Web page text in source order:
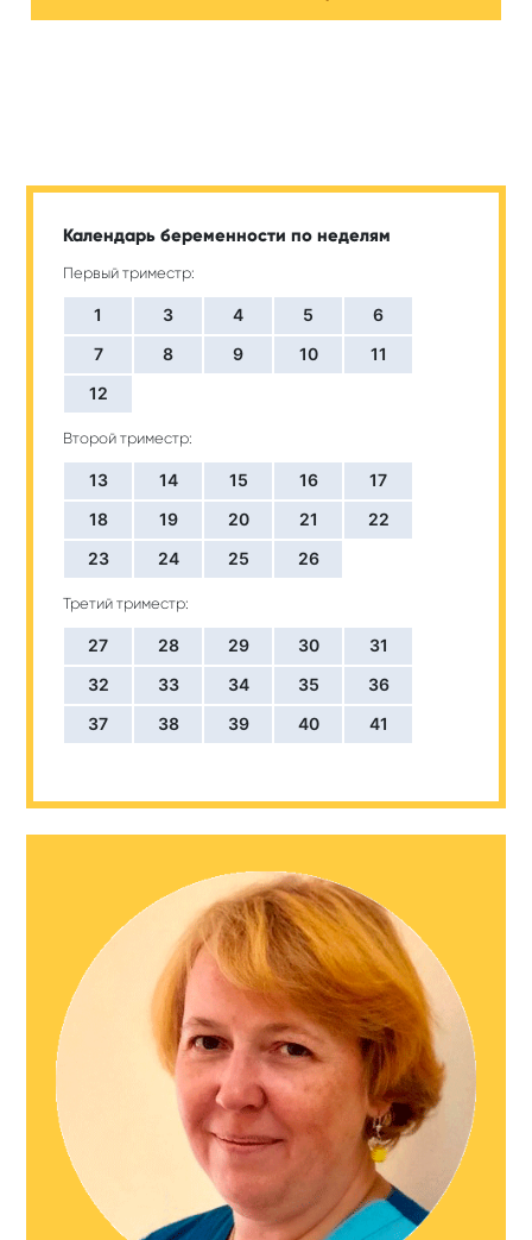
Календарь беременности по неделям
Первый триместр:
1 3 4 5
6
7
8 9 10
11
12
Второй триместр:
13 14 15 16
17
18
19 20 21
22
23
24 25 26
Третий триместр:
27 28 29 30
31
32
33 34 35
36
37
38 39 40 41